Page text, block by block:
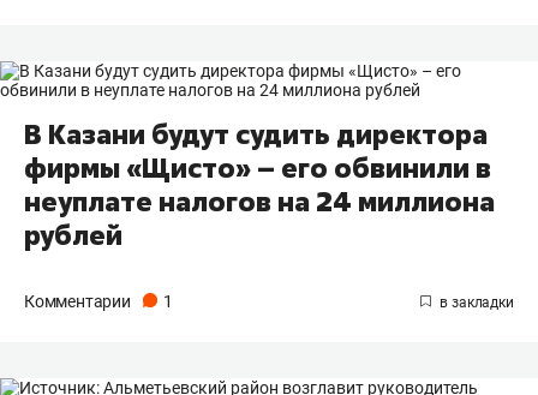
В Казани будут судить директора
фирмы «Щисто» – его обвинили в
неуплате налогов на 24 миллиона
рублей
Комментарии 1